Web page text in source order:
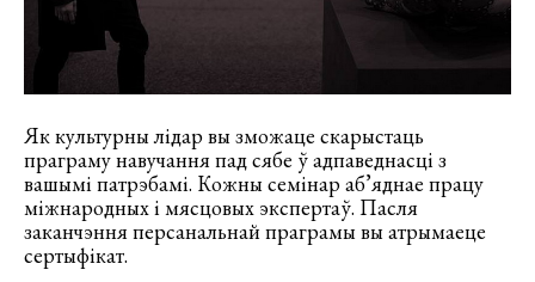
Як культурны лідар вы зможаце скарыстаць
праграму навучання пад сябе ў адпаведнасці з
вашымі патрэбамі. Кожны семінар аб’яднае працу
міжнародных і мясцовых экспертаў. Пасля
заканчэння персанальнай праграмы вы атрымаеце
сертыфікат.